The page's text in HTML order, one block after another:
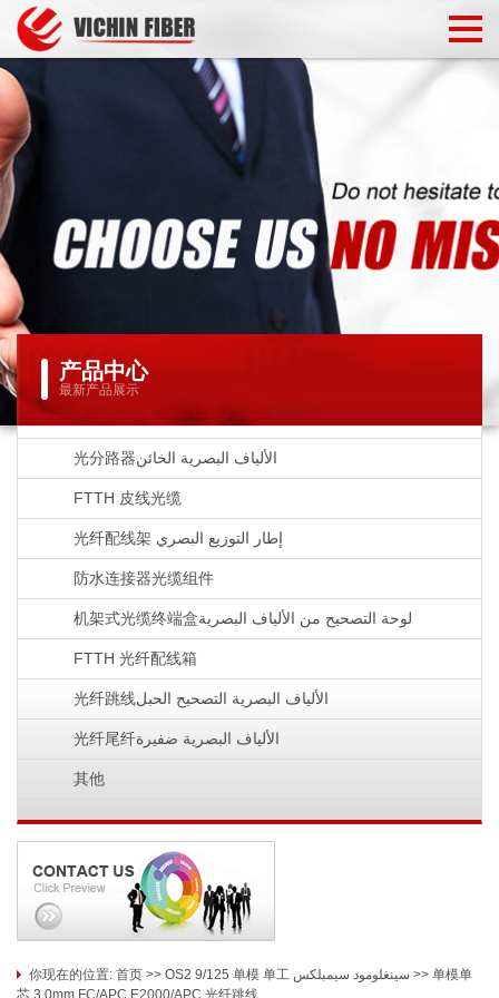
产品中心
最新产品展示
光分路器الألياف البصرية الخائن
FTTH 皮线光缆
光纤配线架 إطار التوزيع البصري
防水连接器光缆组件
机架式光缆终端盒لوحة التصحيح من الألياف البصرية
FTTH 光纤配线箱
光纤跳线الألياف البصرية التصحيح الحبل
光纤尾纤الألياف البصرية ضفيرة
其他
你现在的位置: 首页 >> OS2 9/125 单模 单工 سينغلومود سيمبلكس >> 单模单
芯 3.0mm FC/APC E2000/APC 光纤跳线